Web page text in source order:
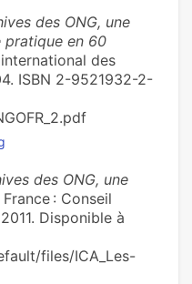
des ONG, une
pratique en 60
des
ISBN 2-9521932-2-
des ONG, une
: Conseil
Disponible à
files/ICA_Les-